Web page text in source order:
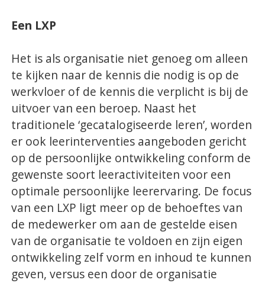
Een LXP
Het is als organisatie niet genoeg om alleen
te kijken naar de kennis die nodig is op de
werkvloer of de kennis die verplicht is bij de
uitvoer van een beroep. Naast het
traditionele ‘gecatalogiseerde leren’, worden
er ook leerinterventies aangeboden gericht
op de persoonlijke ontwikkeling conform de
gewenste soort leeractiviteiten voor een
optimale persoonlijke leerervaring. De focus
van een LXP ligt meer op de behoeftes van
de medewerker om aan de gestelde eisen
van de organisatie te voldoen en zijn eigen
ontwikkeling zelf vorm en inhoud te kunnen
geven, versus een door de organisatie